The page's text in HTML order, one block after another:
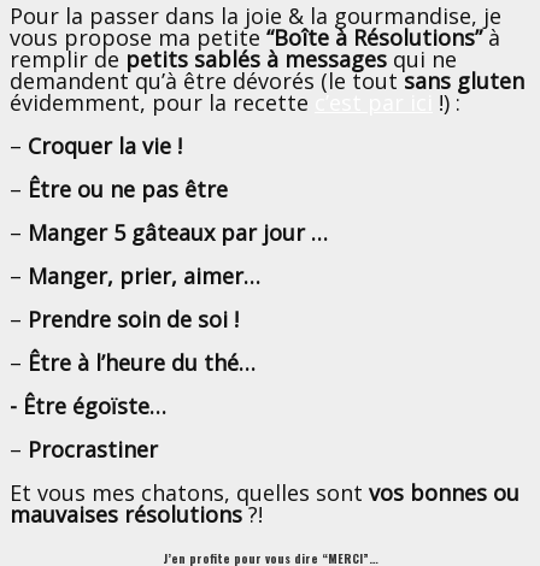
Pour la passer dans la joie & la gourmandise, je
vous propose ma petite “Boîte à Résolutions”à
remplir de petits sablés à messages qui ne
demandent qu’à être dévorés (le toutsans gluten
évidemment, pour la recette c’est par ici
!) :
– Croquer la vie !
– Être ou ne pas être
– Manger 5 gâteaux par jour …
– Manger, prier, aimer…
– Prendre soin de soi !
– Être à l’heure du thé…
- Être égoïste…
– Procrastiner
Et vous mes chatons, quelles sont vos bonnes ou
mauvaises résolutions?!
J’en profite pour vous dire “MERCI”…